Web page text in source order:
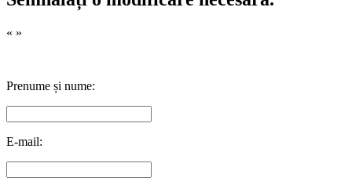
« »
Prenume și nume:
E-mail: